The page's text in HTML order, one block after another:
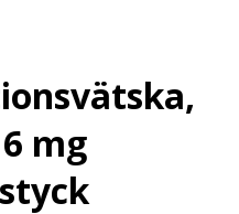
mg